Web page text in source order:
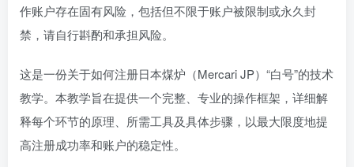
作账户存在固有风险，包括但不限于账户被限制或永久封
禁，请自行斟酌和承担风险。
这是一份关于如何注册日本煤炉（Mercari JP）“白号”的技术
教学。本教学旨在提供一个完整、专业的操作框架，详细解
释每个环节的原理、所需工具及具体步骤，以最大限度地提
高注册成功率和账户的稳定性。